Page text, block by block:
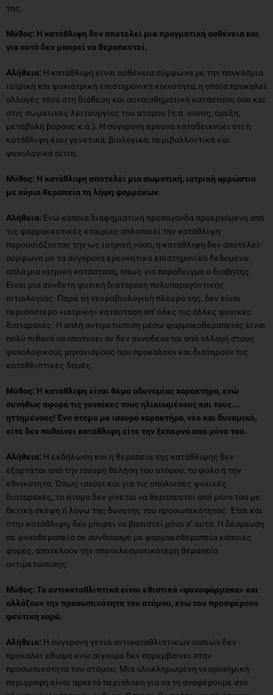
της.
Μύθος: Η κατάθλιψη δεν αποτελεί μια πραγματική ασθένεια και
για αυτό δεν μπορεί να θεραπευτεί.
Αλήθεια: Η κατάθλιψη είναι ασθένεια σύμφωνα με την παγκόσμια
ιατρική και ψυχιατρική επιστημονική κοινότητα, η οποία προκαλεί
αλλαγές τόσο στη διάθεση και συναισθηματική κατάσταση όσο και
στις σωματικές λειτουργίες του ατόμου (π.σ. ύπνος, όρεξη,
μεταβολή βάρους κ.ά.). Η σύγχρονη έρευνα καταδεικνύει ότι η
κατάθλιψη έχει γενετικά, βιολογικά, περιβαλλοντικά και
ψυχολογικά αίτια.
Μύθος: Η κατάθλιψη αποτελεί μια σωματική, ιατρική αρρώστια
με κύρια θεραπεία τη λήψη φαρμάκων.
Αλήθεια: Ενώ κάποια διαφημιστική προπαγάνδα προερχόμενη από
τις φαρμακευτικές εταιρίες απλοποιεί την κατάθλιψη
παρουσιάζοντας την ως ιατρική νόσο, η κατάθλιψη δεν αποτελεί-
σύμφωνα με τα σύγχρονα ερευνητικά επιστημονικά δεδομένα-
απλά μια ιατρική κατάσταση, όπως για παράδειγμα ο διαβήτης.
Είναι μια σύνθετη ψυχική διαταραχή πολυπαραγοντικής
αιτιολογίας. Παρά τη νευροβιολογική πλευρά της, δεν είναι
περισσότερο «ιατρική» κατάσταση απ’ όλες τις άλλες ψυχικές
διαταραχές. Η απλή αντιμετώπιση μέσω φαρμακοθεραπείας είναι
πολύ πιθανό να αποτύχει αν δεν συνοδεύεται από αλλαγή στους
ψυχολογικούς μηχανισμούς που προκαλούν και διατηρούν τις
καταθλιπτικές δομές.
Μύθος: Η κατάθλιψη είναι θέμα αδυναμίας χαρακτήρα, ενώ
συνήθως αφορά τις γυναίκες τους ηλικιωμένους και τους…
ηττημένους! Ένα άτομο με ισχυρό χαρακτήρα, νέο και δυναμικό,
είτε δεν παθαίνει κατάθλιψη είτε την ξεπερνά από μόνο του.
Αλήθεια: Η εκδήλωση και η θεραπεία της κατάθλιψης δεν
εξαρτάται από την ισχυρή θέληση του ατόμου, το φύλο ή την
εθνικότητα. Όπως ισχύει και για τις υπόλοιπες ψυχικές
διαταραχές, το άτομο δεν γίνεται να θεραπευτεί από μόνο του με
θετική σκέψη ή λόγω της δυνατής του προσωπικότητας. Έτσι και
στην κατάθλιψη, δεν μπορεί να βασιστεί μόνο σ’ αυτά. Η δέσμευση
σε ψυχοθεραπεία σε συνδυασμό με φαρμακοθεραπεία κάποιες
φορές, αποτελούν την αποτελεσματικότερη θεραπεία
αντιμετώπισης.
Μύθος: Τα αντικαταθλιπτικά είναι εθιστικά «ψυχοφάρμακα» και
αλλάζουν την προσωπικότητα του ατόμου, ενώ του προσφέρουν
ψεύτικη χαρά.
Αλήθεια: Η σύγχρονη γενιά αντικαταθλιπτικών χαπιών δεν
προκαλεί εθισμό ενώ σίγουρα δεν παρεμβαίνει στην
προσωπικότητα του ατόμου. Μια ολοκληρωμένη νευροχημική
περιγραφή είναι αρκετά περίπλοκη για να τη αναφέρουμε στο